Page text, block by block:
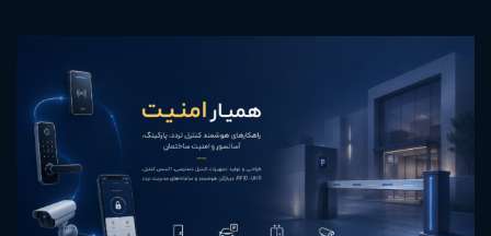
همیار امنیت